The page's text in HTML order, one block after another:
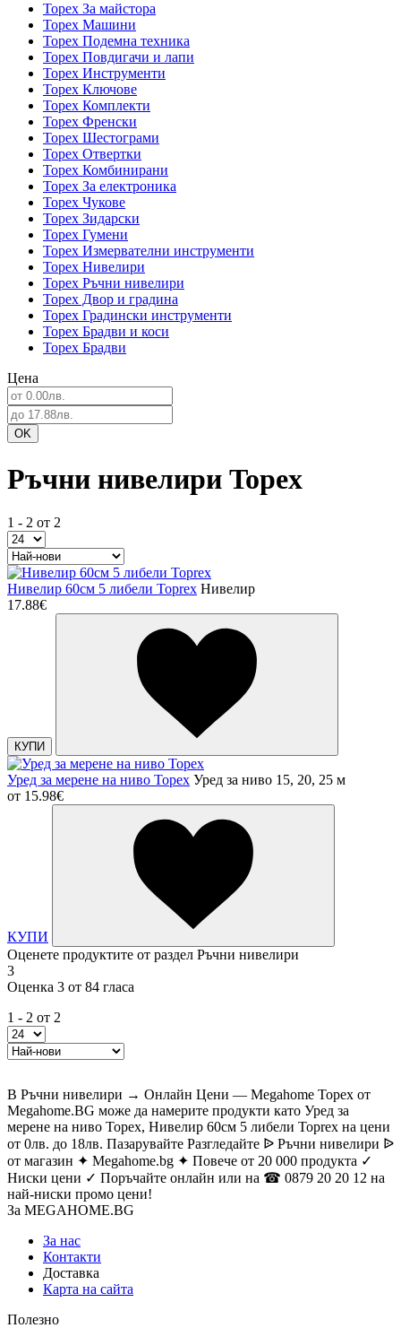
Topex За майстора
Topex Машини
Topex Подемна техника
Topex Повдигачи и лапи
Topex Инструменти
Topex Ключове
Topex Комплекти
Topex Френски
Topex Шестограми
Topex Отвертки
Topex Комбинирани
Topex За електроника
Topex Чукове
Topex Зидарски
Topex Гумени
Topex Измервателни инструменти
Topex Нивелири
Topex Ръчни нивелири
Topex Двор и градина
Topex Градински инструменти
Topex Брадви и коси
Topex Брадви
Цена
Ръчни нивелири Topex
1 - 2 от 2
Нивелир 60см 5 либели Toprex Нивелир
17.88€
КУПИ
Уред за мерене на ниво Topex Уред за ниво 15, 20, 25 м
от 15.98€
КУПИ
Оценете продуктите от раздел Ръчни нивелири
3
Оценка 3 от 84 гласа
1 - 2 от 2
В Ръчни нивелири → Онлайн Цени — Megahome Topex от
Megahome.BG може да намерите продукти като Уред за
мерене на ниво Topex, Нивелир 60см 5 либели Toprex на цени
от 0лв. до 18лв. Пазарувайте Разгледайте ᐉ Ръчни нивелири ᐉ
от магазин ✦ Megahome.bg ✦ Повече от 20 000 продукта ✓
Ниски цени ✓ Поръчайте онлайн или на ☎ 0879 20 20 12 на
най-ниски промо цени!
За MEGAHOME.BG
За нас
Контакти
Доставка
Карта на сайта
Полезно